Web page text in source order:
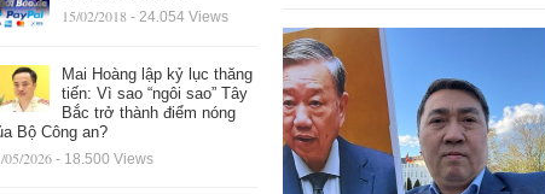
15/02/2018 - 24.054 Views
Mai Hoàng lập kỷ lục thăng
tiến: Vì sao “ngôi sao” Tây
Bắc trở thành điểm nóng
Bộ Công an?
05/2026 - 18.500 Views